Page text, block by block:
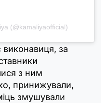
(@kamaliyaofficial)
виконавиця, за
з ним
принижували,
змушували